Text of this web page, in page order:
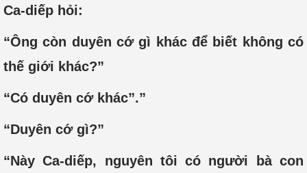
Ca-diếp hỏi:
“Ông còn duyên cớ gì khác để biết không có
thế giới khác?”
“Có duyên cớ khác”.”
“Duyên cớ gì?”
“Này Ca-diếp, nguyên tôi có người bà con